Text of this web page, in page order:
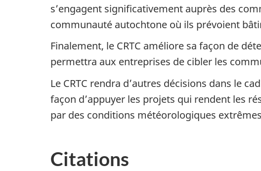
s’engagent significativement auprès des
communauté autochtone où ils prévoient
Finalement, le CRTC améliore sa façon de
permettra aux entreprises de cibler les
Le CRTC rendra d’autres décisions dans le
façon d’appuyer les projets qui rendent les
par des conditions météorologiques
Citations